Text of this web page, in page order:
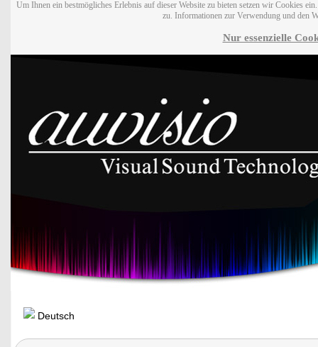
Um Ihnen ein bestmögliches Erlebnis auf dieser Website zu bieten setzen wir Cookies
zu. Informationen zur Verwendung und den
Nur essenzielle
Deutsch